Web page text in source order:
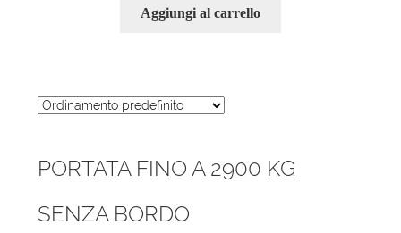
Aggiungi al carrello
PORTATA FINO A 2900 KG
SENZA BORDO